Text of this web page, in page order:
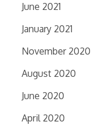
June 2021
January 2021
November 2020
August 2020
June 2020
April 2020